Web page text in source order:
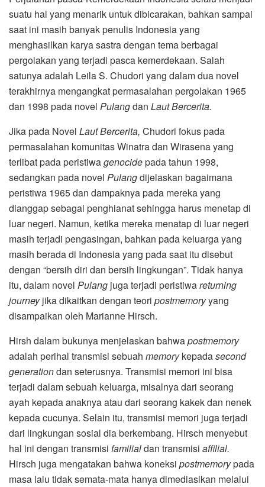
suatu hal yang menarik untuk dibicarakan, bahkan sampai
saat ini masih banyak penulis Indonesia yang
menghasilkan karya sastra dengan tema berbagai
pergolakan yang terjadi pasca kemerdekaan. Salah
satunya adalah Leila S. Chudori yang dalam dua novel
terakhirnya mengangkat permasalahan pergolakan 1965
dan 1998 pada novel Pulangdan Laut Bercerita.
Jika pada Novel Laut Bercerita, Chudori fokus pada
permasalahan komunitas Winatra dan Wirasena yang
terlibat pada peristiwagenocidepada tahun 1998,
sedangkan pada novel Pulangdijelaskan bagaimana
peristiwa 1965 dan dampaknya pada mereka yang
dianggap sebagai penghianat sehingga harus menetap di
luar negeri. Namun, ketika mereka menatap di luar negeri
masih terjadi pengasingan, bahkan pada keluarga yang
masih berada di Indonesia yang pada saat itu disebut
dengan “bersih diri dan bersih lingkungan”. Tidak hanya
itu, dalam novel Pulang juga terjadi peristiwareturning
journeyjika dikaitkan dengan teori postmemoryyang
disampaikan oleh Marianne Hirsch.
Hirsh dalam bukunya menjelaskan bahwapostmemory
adalah perihal transmisi sebuah memorykepadasecond
generationdan seterusnya. Transmisi memori ini bisa
terjadi dalam sebuah keluarga, misalnya dari seorang
ayah kepada anaknya atau dari seorang kakek dan nenek
kepada cucunya. Selain itu, transmisi memori juga terjadi
dari lingkungan sosial dia berkembang. Hirsch menyebut
hal ini dengan transmisi familialdan transmisi affilial.
Hirsch juga mengatakan bahwa koneksi postmemorypada
masa lalu tidak semata-mata hanya dimediasikan melalui